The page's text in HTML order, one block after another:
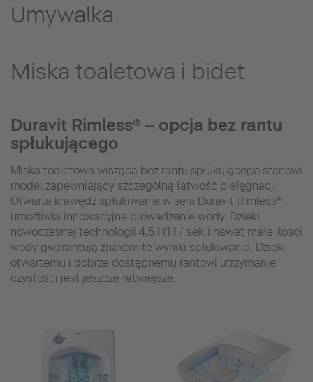
Umywalka
Miska toaletowa i bidet
Duravit Rimless® – opcja bez rantu
spłukującego
Miska toaletowa wisząca bez rantu spłukującego stanowi
model zapewniający szczególną łatwość pielęgnacji
Otwarta krawędź spłukiwania w serii Duravit Rimless®
umożliwia innowacyjne prowadzenie wody. Dzięki
nowoczesnej technologii 4,5 l (1 l / sek.) nawet małe ilości
wody gwarantują znakomite wyniki spłukiwania. Dzięki
otwartemu i dobrze dostępnemu rantowi utrzymanie
czystości jest jeszcze łatwiejsze.